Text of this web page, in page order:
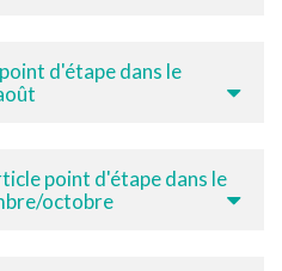
d'étape dans le
point d'étape dans le
octobre